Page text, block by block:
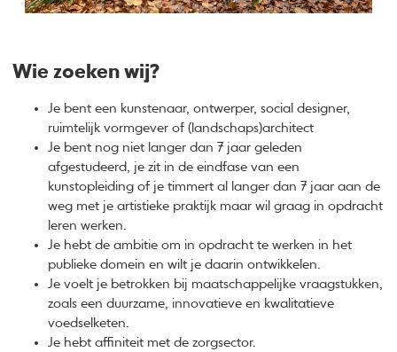
Wie zoeken wij?
Je bent een kunstenaar, ontwerper, social designer,
ruimtelijk vormgever of (landschaps)architect
Je bent nog niet langer dan 7 jaar geleden
afgestudeerd, je zit in de eindfase van een
kunstopleiding of je timmert al langer dan 7 jaar aan de
weg met je artistieke praktijk maar wil graag in opdracht
leren werken.
Je hebt de ambitie om in opdracht te werken in het
publieke domein en wilt je daarin ontwikkelen.
Je voelt je betrokken bij maatschappelijke vraagstukken,
zoals een duurzame, innovatieve en kwalitatieve
voedselketen.
Je hebt affiniteit met de zorgsector.